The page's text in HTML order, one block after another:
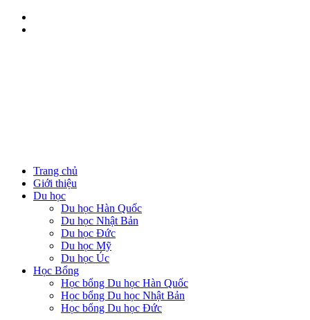
Trang chủ
Giới thiệu
Du học
Du học Hàn Quốc
Du học Nhật Bản
Du học Đức
Du học Mỹ
Du học Úc
Học Bổng
Học bổng Du học Hàn Quốc
Học bổng Du học Nhật Bản
Học bổng Du học Đức